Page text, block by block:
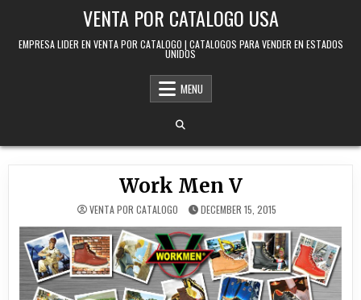
VENTA POR CATALOGO USA
EMPRESA LIDER EN VENTA POR CATALOGO | CATALOGOS PARA VENDER EN ESTADOS
UNIDOS
MENU
Work Men V
VENTA POR CATALOGO DECEMBER 15, 2015